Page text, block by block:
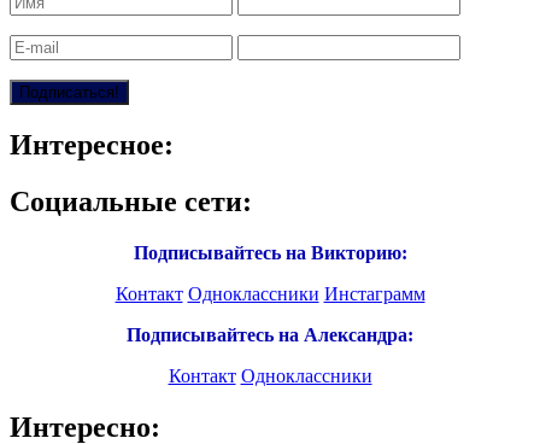
Интересное:
Социальные сети:
Подписывайтесь на Викторию:
Контакт Одноклассники Инстаграмм
Подписывайтесь на Александра:
Контакт Одноклассники
Интересно: